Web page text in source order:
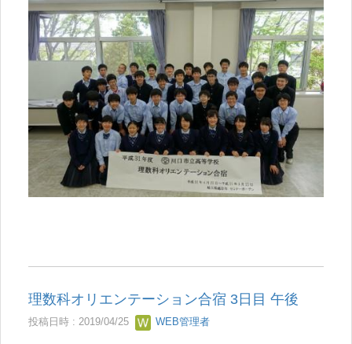
理数科オリエンテーション合宿 3日目 午後
投稿日時 : 2019/04/25 WEB管理者